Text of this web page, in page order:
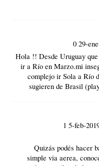
0 29-
Hola !! Desde Uruguay que
ir a Río en Marzo.mi
complejo ir Sola a Río
sugieren de Brasil
1 5-feb-
Quizás podés hacer
simple via aerea,